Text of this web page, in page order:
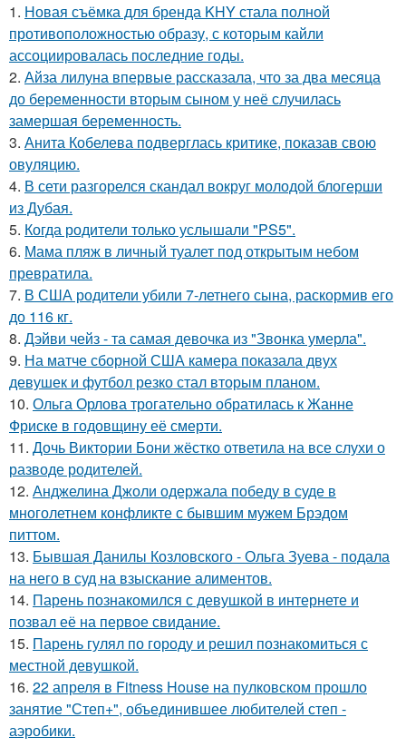
1. Новая съёмка для бренда KHY стала полной
противоположностью образу, с которым кайли
ассоциировалась последние годы.
2. Айза лилуна впервые рассказала, что за два месяца
до беременности вторым сыном у неё случилась
замершая беременность.
3. Анита Кобелева подверглась критике, показав свою
овуляцию.
4. В сети разгорелся скандал вокруг молодой блогерши
из Дубая.
5. Когда родители только услышали "PS5".
6. Мама пляж в личный туалет под открытым небом
превратила.
7. В США родители убили 7-летнего сына, раскормив его
до 116 кг.
8. Дэйви чейз - та самая девочка из "Звонка умерла".
9. На матче сборной США камера показала двух
девушек и футбол резко стал вторым планом.
10. Ольга Орлова трогательно обратилась к Жанне
Фриске в годовщину её смерти.
11. Дочь Виктории Бони жёстко ответила на все слухи о
разводе родителей.
12. Анджелина Джоли одержала победу в суде в
многолетнем конфликте с бывшим мужем Брэдом
питтом.
13. Бывшая Данилы Козловского - Ольга Зуева - подала
на него в суд на взыскание алиментов.
14. Парень познакомился с девушкой в интернете и
позвал её на первое свидание.
15. Парень гулял по городу и решил познакомиться с
местной девушкой.
16. 22 апреля в Fitness House на пулковском прошло
занятие "Степ+", объединившее любителей степ -
аэробики.